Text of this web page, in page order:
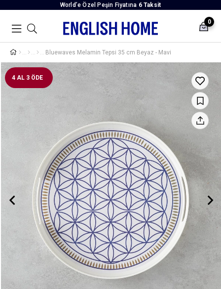
World’e Özel Peşin Fiyatına 6 Taksit
0
Bluewaves Melamin Tepsi 35 cm Beyaz - Mavi
4 AL 3 ÖDE